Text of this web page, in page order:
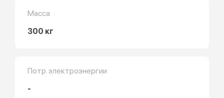
Масса
300 кг
Потр. электроэнергии
-